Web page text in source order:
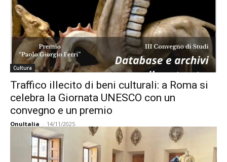
Cultura
Traffico illecito di beni culturali: a Roma si
celebra la Giornata UNESCO con un
convegno e un premio
OnuItalia - 14/11/2025